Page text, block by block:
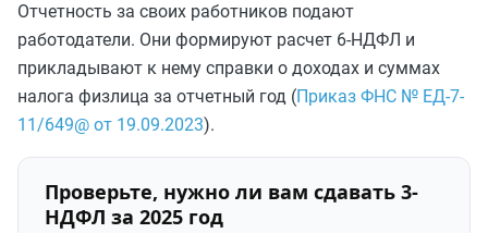
Отчетность за своих работников подают
работодатели. Они формируют расчет 6-НДФЛ и
прикладывают к нему справки о доходах и суммах
налога физлица за отчетный год (Приказ ФНС № ЕД-7-
11/649@ от 19.09.2023).
Проверьте, нужно ли вам сдавать 3-
НДФЛ за 2025 год